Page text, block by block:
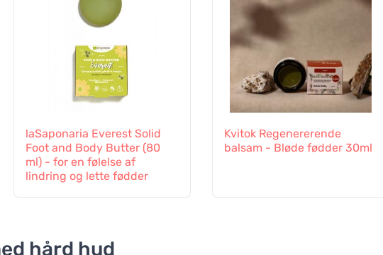
laSaponaria Everest Solid
Foot and Body Butter (80
ml) - for en følelse af
lindring og lette fødder
Kvitok Regenererende
balsam - Bløde fødder 30ml
hård hud